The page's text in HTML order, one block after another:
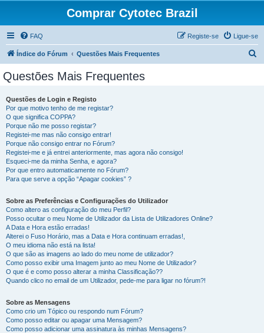
Comprar Cytotec Brazil
FAQ Ligue-se
Registe-se
Índice do Fórum Questões Mais Frequentes
Questões Mais Frequentes
Questões de Login e Registo
Por que motivo tenho de me registar?
O que significa COPPA?
Porque não me posso registar?
Registei-me mas não consigo entrar!
Porque não consigo entrar no Fórum?
Registei-me e já entrei anteriormente, mas agora não consigo!
Esqueci-me da minha Senha, e agora?
Por que entro automaticamente no Fórum?
Para que serve a opção “Apagar cookies” ?
Sobre as Preferências e Configurações do Utilizador
Como altero as configuração do meu Perfil?
Posso ocultar o meu Nome de Utilizador da Lista de Utilizadores Online?
A Data e Hora estão erradas!
Alterei o Fuso Horário, mas a Data e Hora continuam erradas!,
O meu idioma não está na lista!
O que são as imagens ao lado do meu nome de utilizador?
Como posso exibir uma Imagem junto ao meu Nome de Utilizador?
O que é e como posso alterar a minha Classificação??
Quando clico no email de um Utilizador, pede-me para ligar no fórum?!
Sobre as Mensagens
Como crio um Tópico ou respondo num Fórum?
Como posso editar ou apagar uma Mensagem?
Como posso adicionar uma assinatura às minhas Mensagens?